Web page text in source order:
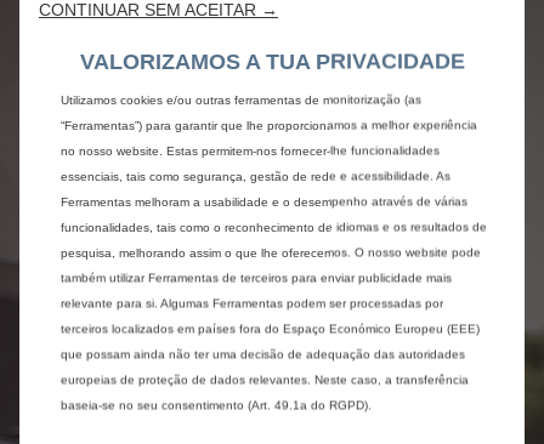
CONTINUAR SEM ACEITAR →
VALORIZAMOS A TUA PRIVACIDADE
Utilizamos cookies e/ou outras ferramentas de monitorização (as
“Ferramentas”) para garantir que lhe proporcionamos a melhor experiência
no nosso website. Estas permitem-nos fornecer-lhe funcionalidades
essenciais, tais como segurança, gestão de rede e acessibilidade. As
Ferramentas melhoram a usabilidade e o desempenho através de várias
funcionalidades, tais como o reconhecimento de idiomas e os resultados de
pesquisa, melhorando assim o que lhe oferecemos. O nosso website pode
também utilizar Ferramentas de terceiros para enviar publicidade mais
relevante para si. Algumas Ferramentas podem ser processadas por
terceiros localizados em países fora do Espaço Económico Europeu (EEE)
que possam ainda não ter uma decisão de adequação das autoridades
europeias de proteção de dados relevantes. Neste caso, a transferência
baseia-se no seu consentimento (Art. 49.1a do RGPD).